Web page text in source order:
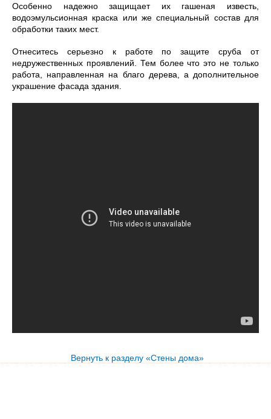
Особенно надежно защищает их гашеная известь,
водоэмульсионная краска или же специальный состав для
обработки таких мест.
Отнеситесь серьезно к работе по защите сруба от
недружественных проявлений. Тем более что это не только
работа, направленная на благо дерева, а дополнительное
украшение фасада здания.
Вернуть к разделу «Стены дома»